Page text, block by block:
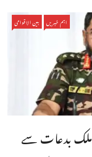
اہم خبریں بین الاقوامی
ملک بدعات سے